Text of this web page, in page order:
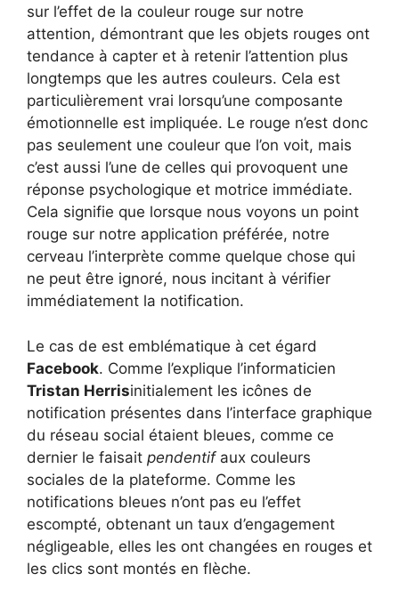
sur l’effet de la couleur rouge sur notre
attention, démontrant que les objets rouges ont
tendance à capter et à retenir l’attention plus
longtemps que les autres couleurs. Cela est
particulièrement vrai lorsqu’une composante
émotionnelle est impliquée. Le rouge n’est donc
pas seulement une couleur que l’on voit, mais
c’est aussi l’une de celles qui provoquent une
réponse psychologique et motrice immédiate.
Cela signifie que lorsque nous voyons un point
rouge sur notre application préférée, notre
cerveau l’interprète comme quelque chose qui
ne peut être ignoré, nous incitant à vérifier
immédiatement la notification.
Le cas de est emblématique à cet égard
Facebook. Comme l’explique l’informaticien
Tristan Herrisinitialement les icônes de
notification présentes dans l’interface graphique
du réseau social étaient bleues, comme ce
dernier le faisait pendentifaux couleurs
sociales de la plateforme. Comme les
notifications bleues n’ont pas eu l’effet
escompté, obtenant un taux d’engagement
négligeable, elles les ont changées en rouges et
les clics sont montés en flèche.